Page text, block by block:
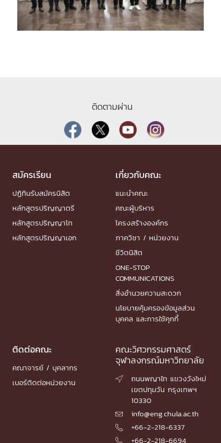
ติดตามผ่าน
สมัครเรียน
ปฏิทินรับสมัครนิสิต
หลักสูตรปริญญาตรี
หลักสูตรปริญญาโท
หลักสูตรปริญญาเอก
เกี่ยวกับคณะ
แนะนำคณะ
คณะผู้บริหาร
โครงสร้างองค์กร
ภาควิชา / หน่วยงาน
ชีวิตนิสิต
ONE-STOP
COMMUNICATIONS
สิ่งอำนวยความสะดวก
นโยบายคุ้มครองข้อมูลส่วน
บุคคล และการใช้คุกกี้
ติดต่อคณะ
คณาจารย์ / บุคลากร
เบอร์ติดต่อหน่วยงาน
คณะวิศวกรรมศาสตร์
จุฬาลงกรณ์มหาวิทยาลัย

ถนนพญาไท แขวงวังใหม่
เขตปทุมวัน กรุงเทพฯ
10330
 info@eng.chula.ac.th
 +66-2-218-6337
 +66-2-218-6694